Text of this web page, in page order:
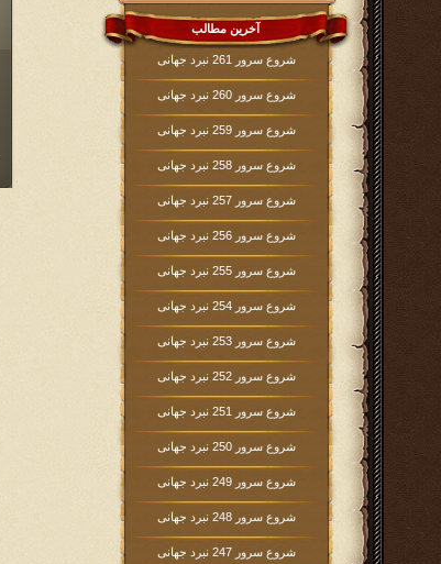
آخرین مطالب
شروع سرور 261 نبرد جهانی
شروع سرور 260 نبرد جهانی
شروع سرور 259 نبرد جهانی
شروع سرور 258 نبرد جهانی
شروع سرور 257 نبرد جهانی
شروع سرور 256 نبرد جهانی
شروع سرور 255 نبرد جهانی
شروع سرور 254 نبرد جهانی
شروع سرور 253 نبرد جهانی
شروع سرور 252 نبرد جهانی
شروع سرور 251 نبرد جهانی
شروع سرور 250 نبرد جهانی
شروع سرور 249 نبرد جهانی
شروع سرور 248 نبرد جهانی
شروع سرور 247 نبرد جهانی